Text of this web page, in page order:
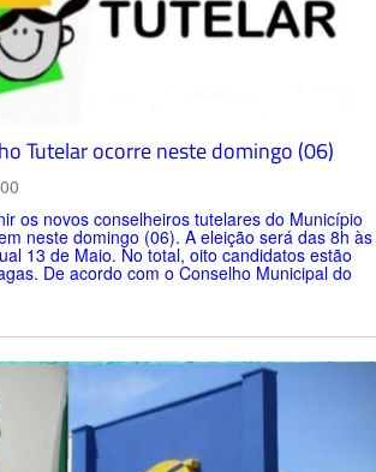
Tutelar ocorre neste domingo (06)
os novos conselheiros tutelares do Município
neste domingo (06). A eleição será das 8h às
13 de Maio. No total, oito candidatos estão
De acordo com o Conselho Municipal do